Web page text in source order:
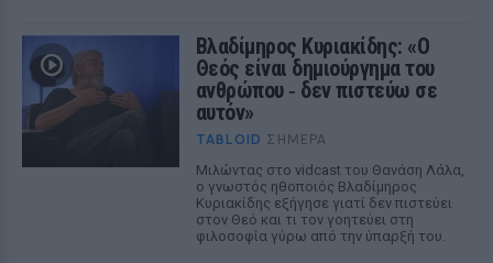
Βλαδίμηρος Κυριακίδης: «Ο
Θεός είναι δημιούργημα του
ανθρώπου ‑ δεν πιστεύω σε
αυτόν»
TABLOID ΣΉΜΕΡΑ
Μιλώντας στο vidcast του Θανάση Λάλα,
ο γνωστός ηθοποιός Βλαδίμηρος
Κυριακίδης εξήγησε γιατί δεν πιστεύει
στον Θεό και τι τον γοητεύει στη
φιλοσοφία γύρω από την ύπαρξή του.